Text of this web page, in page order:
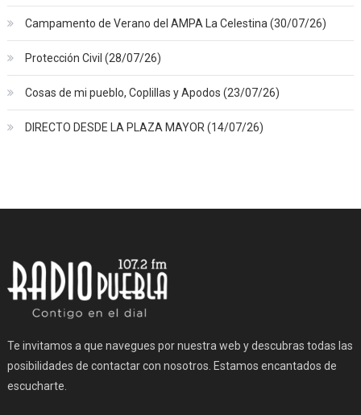
Campamento de Verano del AMPA La Celestina (30/07/26)
Protección Civil (28/07/26)
Cosas de mi pueblo, Coplillas y Apodos (23/07/26)
DIRECTO DESDE LA PLAZA MAYOR (14/07/26)
Te invitamos a que navegues por nuestra web y descubras todas las
posibilidades de contactar con nosotros. Estamos encantados de
escucharte.